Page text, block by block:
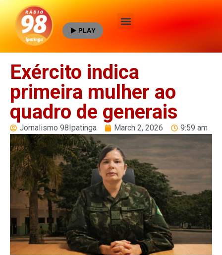
PLAY
Exército indica
primeira mulher ao
quadro de generais
Jornalismo 98Ipatinga March 2, 2026 9:59 am